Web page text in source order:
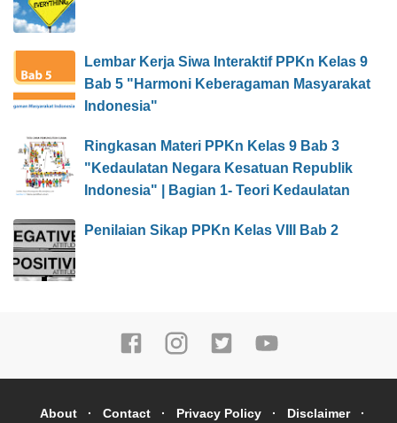
Lembar Kerja Siwa Interaktif PPKn Kelas 9
Bab 5 "Harmoni Keberagaman Masyarakat
Indonesia"
Ringkasan Materi PPKn Kelas 9 Bab 3
"Kedaulatan Negara Kesatuan Republik
Indonesia" | Bagian 1- Teori Kedaulatan
Penilaian Sikap PPKn Kelas VIII Bab 2
About Contact Privacy Policy Disclaimer